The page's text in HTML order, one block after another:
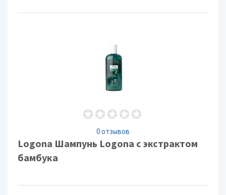
0 отзывов
Logona Шампунь Logona с экстрактом
бамбука